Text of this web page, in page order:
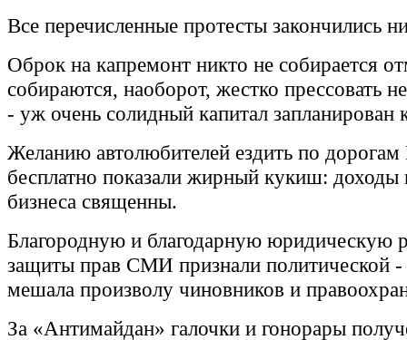
Все перечисленные протесты закончились
Оброк на капремонт никто не собирается
собираются, наоборот, жестко прессовать
- уж очень солидный капитал запланирован
Желанию автолюбителей ездить по
бесплатно показали жирный кукиш: доходы
бизнеса священны.
Благородную и благодарную юридическую
защиты прав СМИ признали политической -
мешала произволу чиновников и
За «Антимайдан» галочки и гонорары